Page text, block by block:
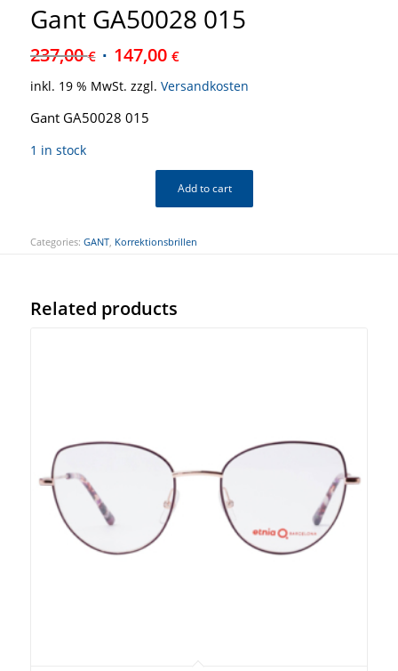
Gant GA50028 015
237,00€ 147,00 €
inkl. 19 % MwSt. zzgl. Versandkosten
Gant GA50028 015
1 in stock
Add to cart
Categories: GANT, Korrektionsbrillen
Related products